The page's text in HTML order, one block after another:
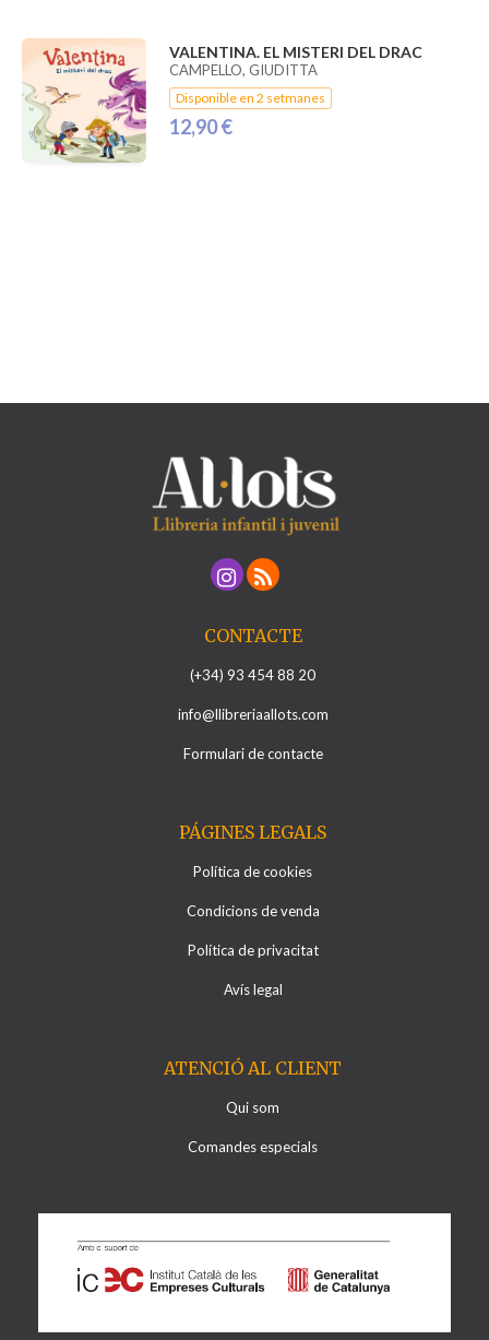
VALENTINA. EL MISTERI DEL DRAC
CAMPELLO, GIUDITTA
Disponible en 2 setmanes
12,90 €
CONTACTE
(+34) 93 454 88 20
info@llibreriaallots.com
Formulari de contacte
PÁGINES LEGALS
Política de cookies
Condicions de venda
Política de privacitat
Avís legal
ATENCIÓ AL CLIENT
Qui som
Comandes especials